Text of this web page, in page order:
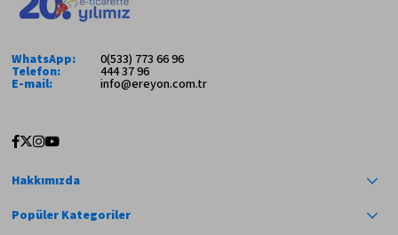
WhatsApp: 0(533) 773 66 96
Telefon: 444 37 96
E-mail: info@ereyon.com.tr
Hakkımızda
Popüler Kategoriler